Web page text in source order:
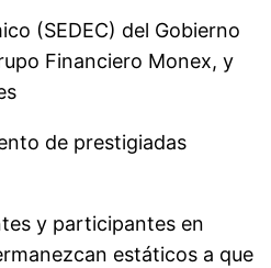
(SEDEC) del Gobierno
Financiero Monex, y
de prestigiadas
y participantes en
estáticos a que